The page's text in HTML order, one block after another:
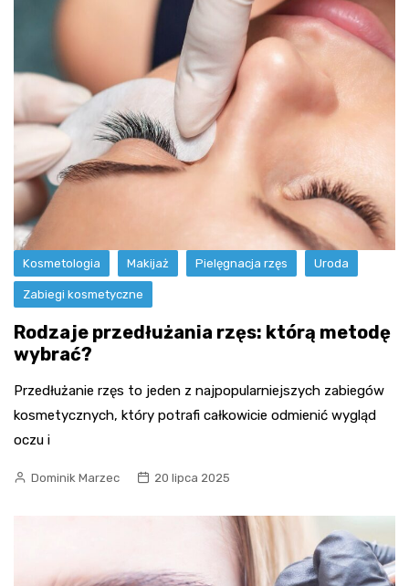
Kosmetologia Makijaż Pielęgnacja rzęs Uroda
Zabiegi kosmetyczne
Rodzaje przedłużania rzęs: którą metodę
wybrać?
Przedłużanie rzęs to jeden z najpopularniejszych zabiegów
kosmetycznych, który potrafi całkowicie odmienić wygląd
oczu i
Dominik Marzec 20 lipca 2025